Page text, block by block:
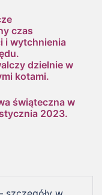
czas
i wytchnienia
dzielnie w
kotami.
świąteczna w
2023.